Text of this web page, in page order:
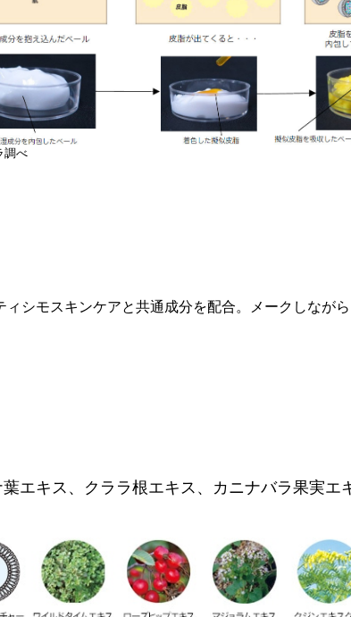
調べ
ィシモスキンケアと共通成分を配合。メークしなが
エキス、クララ根エキス、カニナバラ果実エ